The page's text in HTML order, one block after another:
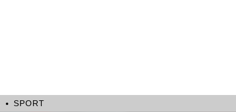
SPORT